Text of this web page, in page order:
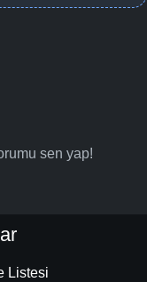
sen yap!
Listesi